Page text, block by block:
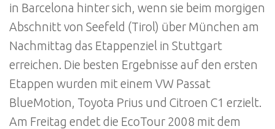
in Barcelona hinter sich, wenn sie beim morgigen
Abschnitt von Seefeld (Tirol) über München am
Nachmittag das Etappenziel in Stuttgart
erreichen. Die besten Ergebnisse auf den ersten
Etappen wurden mit einem VW Passat
BlueMotion, Toyota Prius und Citroen C1 erzielt.
Am Freitag endet die EcoTour 2008 mit dem